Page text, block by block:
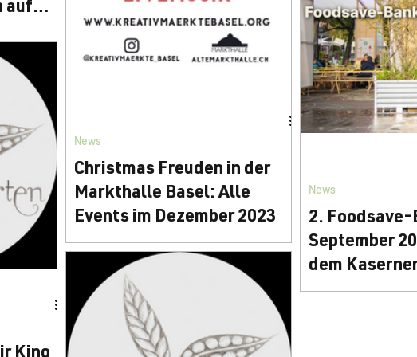
auf
Christmas Freuden in der
Markthalle Basel: Alle
Events im Dezember 2023
Frischwaren, Sitzecken in einzigartiger
Atmosphäre - und vieles mehr. Direkt
unter der altehrwürdigen Kuppel
News
Markt mit Äpfeln
Farben in der
2.
September
dem
News